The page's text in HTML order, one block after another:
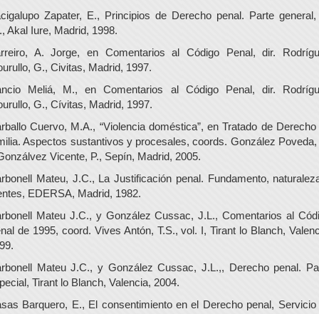
Zapater, E., Principios de Derecho penal. Parte general,
Akal Iure, Madrid, 1998.
A. Jorge, en Comentarios al Código Penal, dir.
G., Civitas, Madrid, 1997.
Meliá, M., en Comentarios al Código Penal, dir.
G., Cívitas, Madrid, 1997.
Cuervo, M.A., “Violencia doméstica”, en Tratado de Derecho
Aspectos sustantivos y procesales, coords. González Poveda,
Vicente, P., Sepín, Madrid, 2005.
Mateu, J.C., La Justificación penal. Fundamento,
EDERSA, Madrid, 1982.
Mateu J.C., y González Cussac, J.L., Comentarios al
de 1995, coord. Vives Antón, T.S., vol. I, Tirant lo Blanch,
Mateu J.C., y González Cussac, J.L.,, Derecho penal.
Tirant lo Blanch, Valencia, 2004.
Barquero, E., El consentimiento en el Derecho penal, Servicio